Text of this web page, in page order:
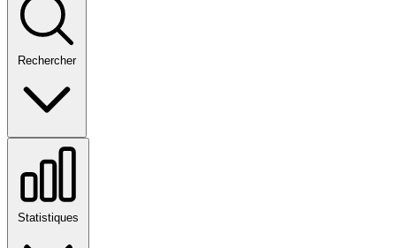
Rechercher
Statistiques